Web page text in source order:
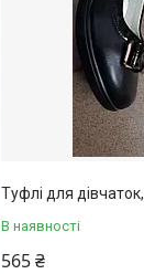
Туфлі для
В наявності
565 ₴